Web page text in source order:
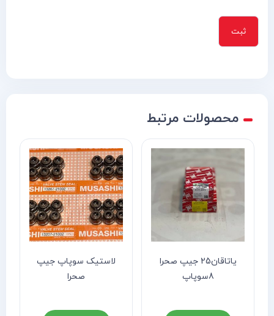
محصولات مرتبط
یاتاقان25 جیپ صحرا
8سوپاپ
لاستیک سوپاپ جیپ
صحرا